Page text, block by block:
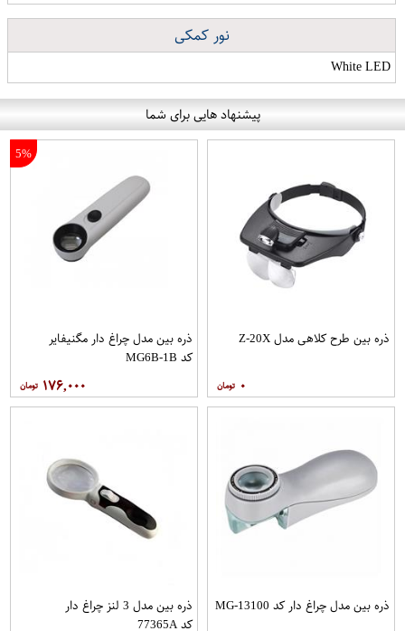
نور کمکی
White LED
پیشنهاد هایی برای شما
ذره بین طرح کلاهی مدل Z-20X
۰
5%
ذره بین مدل چراغ دار مگنیفایر
کد MG6B-1B
۱۷۶,۰۰۰
ذره بین مدل چراغ دار کد MG-13100
ذره بین مدل 3 لنز چراغ دار
کد 77365A